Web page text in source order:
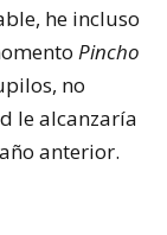
he incluso
Pincho
no
le alcanzaría
anterior.